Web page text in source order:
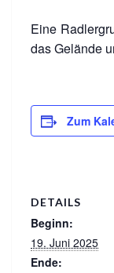
Eine
das Gelände
Zum
DETAILS
Beginn:
19. Juni 2025
Ende: